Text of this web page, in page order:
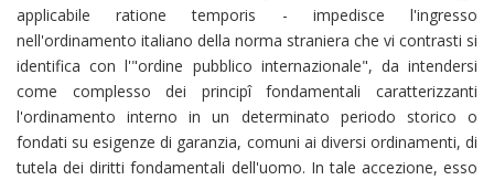
applicabile ratione temporis - impedisce l'ingresso
nell'ordinamento italiano della norma straniera che vi contrasti si
identifica con l'"ordine pubblico internazionale", da intendersi
come complesso dei principî fondamentali caratterizzanti
l'ordinamento interno in un determinato periodo storico o
fondati su esigenze di garanzia, comuni ai diversi ordinamenti, di
tutela dei diritti fondamentali dell'uomo. In tale accezione, esso